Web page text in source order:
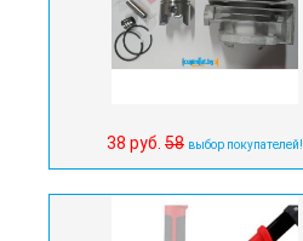
38 руб. 58 выбор покупателей!